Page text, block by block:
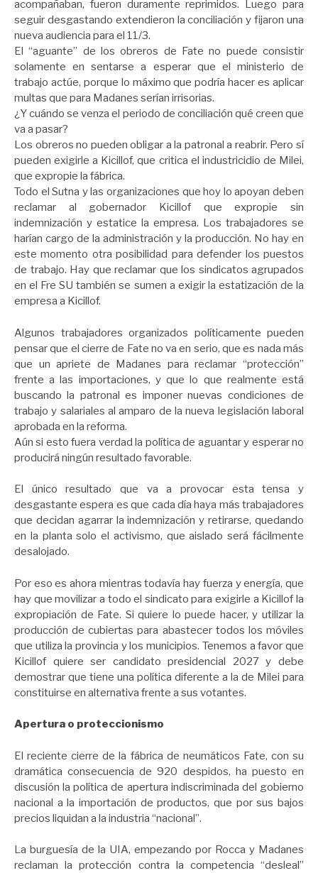
acompañaban, fueron duramente reprimidos. Luego para
seguir desgastando extendieron la conciliación y fijaron una
nueva audiencia para el 11/3.
El “aguante” de los obreros de Fate no puede consistir
solamente en sentarse a esperar que el ministerio de
trabajo actúe, porque lo máximo que podría hacer es aplicar
multas que para Madanes serían irrisorias.
¿Y cuándo se venza el periodo de conciliación qué creen que
va a pasar?
Los obreros no pueden obligar a la patronal a reabrir. Pero sí
pueden exigirle a Kicillof, que critica el industricidio de Milei,
que expropie la fábrica.
Todo el Sutna y las organizaciones que hoy lo apoyan deben
reclamar al gobernador Kicillof que expropie sin
indemnización y estatice la empresa. Los trabajadores se
harían cargo de la administración y la producción. No hay en
este momento otra posibilidad para defender los puestos
de trabajo. Hay que reclamar que los sindicatos agrupados
en el Fre SU también se sumen a exigir la estatización de la
empresa a Kicillof.
Algunos trabajadores organizados políticamente pueden
pensar que el cierre de Fate no va en serio, que es nada más
que un apriete de Madanes para reclamar “protección”
frente a las importaciones, y que lo que realmente está
buscando la patronal es imponer nuevas condiciones de
trabajo y salariales al amparo de la nueva legislación laboral
aprobada en la reforma.
Aún si esto fuera verdad la política de aguantar y esperar no
producirá ningún resultado favorable.
El único resultado que va a provocar esta tensa y
desgastante espera es que cada día haya más trabajadores
que decidan agarrar la indemnización y retirarse, quedando
en la planta solo el activismo, que aislado será fácilmente
desalojado.
Por eso es ahora mientras todavía hay fuerza y energía, que
hay que movilizar a todo el sindicato para exigirle a Kicillof la
expropiación de Fate. Si quiere lo puede hacer, y utilizar la
producción de cubiertas para abastecer todos los móviles
que utiliza la provincia y los municipios. Tenemos a favor que
Kicillof quiere ser candidato presidencial 2027 y debe
demostrar que tiene una política diferente a la de Milei para
constituirse en alternativa frente a sus votantes.
Apertura o proteccionismo
El reciente cierre de la fábrica de neumáticos Fate, con su
dramática consecuencia de 920 despidos, ha puesto en
discusión la política de apertura indiscriminada del gobierno
nacional a la importación de productos, que por sus bajos
precios liquidan a la industria “nacional”.
La burguesía de la UIA, empezando por Rocca y Madanes
reclaman la protección contra la competencia “desleal”